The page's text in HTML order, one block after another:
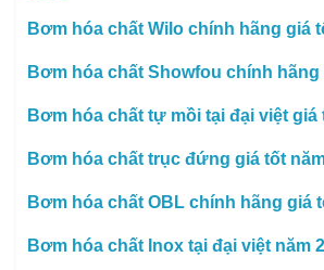
Bơm hóa chất Wilo chính hãng giá
Bơm hóa chất Showfou chính hãng
Bơm hóa chất tự mồi tại đại việt giá
Bơm hóa chất trục đứng giá tốt
Bơm hóa chất OBL chính hãng giá
Bơm hóa chất Inox tại đại việt năm